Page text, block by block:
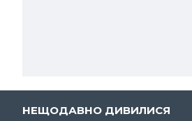
НЕЩОДАВНО ДИВИЛИСЯ